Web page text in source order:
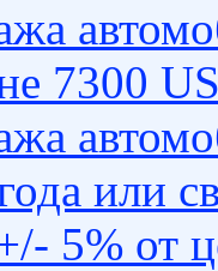
7300
или
5% от